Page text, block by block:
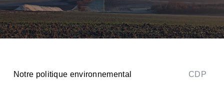
Notre politique environnemental CDP